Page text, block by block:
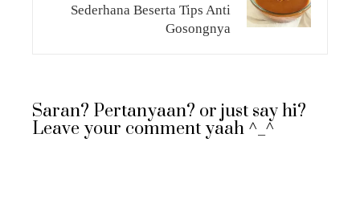
Sederhana Beserta Tips Anti
Gosongnya
Saran? Pertanyaan? or just say hi?
Leave your comment yaah ^_^